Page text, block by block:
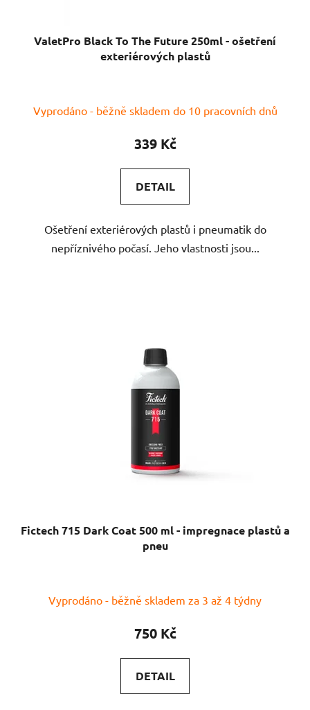
ValetPro Black To The Future 250ml - ošetření
exteriérových plastů
hodnocení
produktu
5,0
z
hvězdiček.
Vyprodáno - běžně skladem do 10 pracovních dnů
339 Kč
DETAIL
Ošetření exteriérových plastů i pneumatik do
nepříznivého počasí. Jeho vlastnosti jsou...
Fictech 715 Dark Coat 500 ml - impregnace plastů a
pneu
Vyprodáno - běžně skladem za 3 až 4 týdny
750 Kč
DETAIL